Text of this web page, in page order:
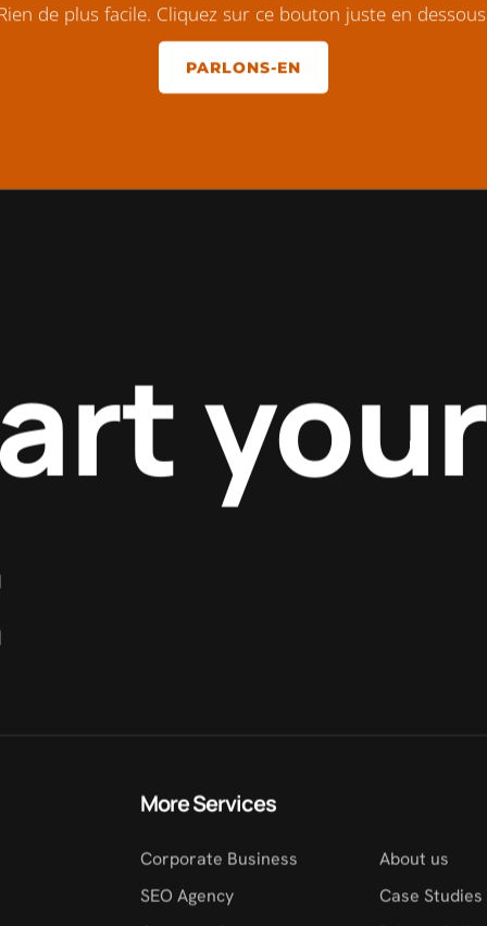
de plus facile. Cliquez sur ce bouton juste en
PARLONS-EN
your
More Services
Corporate Business
SEO Agency
About us
Case Studies